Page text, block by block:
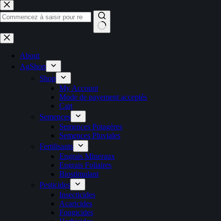
Passer
au
contenu
Aucun
résultat
About
AgShop
Shop
My Account
Mode de payement acceptés
Cart
Semences
Semences Potagères
Semences Pluviales
Fertilisants
Engrais Mineraux
Engrais Foliaires
Biostimulant
Pesticides
Insecticides
Acaricides
Fongicides